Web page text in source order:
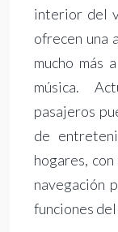
interior del
ofrecen una
mucho más
música.
pasajeros
de
hogares,
navegación
funciones